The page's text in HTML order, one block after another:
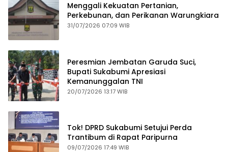
Menggali Kekuatan Pertanian,
Perkebunan, dan Perikanan Warungkiara
31/07/2026 07:09 WIB
Peresmian Jembatan Garuda Suci,
Bupati Sukabumi Apresiasi
Kemanunggalan TNI
20/07/2026 13:17 WIB
Tok! DPRD Sukabumi Setujui Perda
Trantibum di Rapat Paripurna
09/07/2026 17:49 WIB